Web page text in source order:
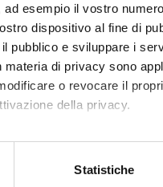
esempio il vostro
dispositivo al fine di
pubblico e sviluppare i
di privacy sono
o revocare il
della privacy.
con
Statistiche
dei processi organizzativi e
docenti strutturati. La